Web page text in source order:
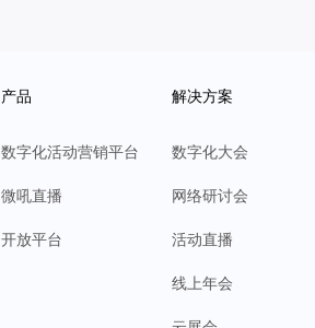
产品
数字化活动营销平台
微吼直播
开放平台
解决方案
数字化大会
网络研讨会
活动直播
线上年会